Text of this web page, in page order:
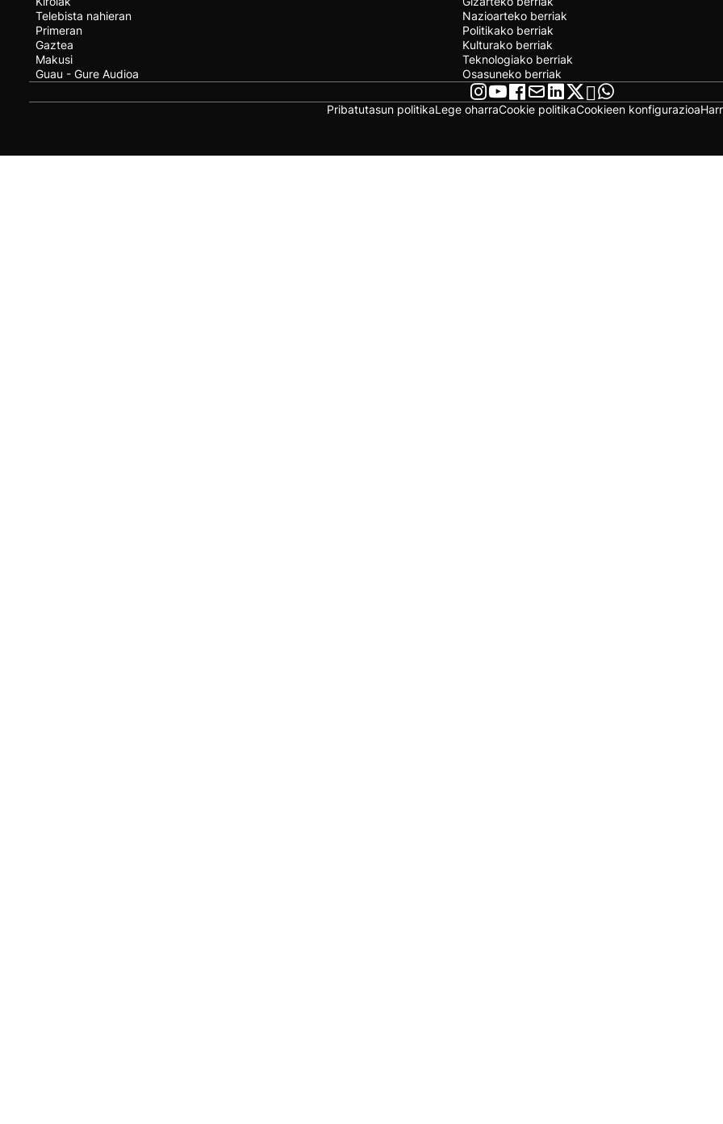
Telebista nahieran
Primeran
Gaztea
Makusi
Guau - Gure Audioa
Nazioarteko berriak
Politikako berriak
Kulturako berriak
Teknologiako berriak
Osasuneko berriak
Pribatutasun politikaLege oharraCookie politikaCookieen konfigurazioa